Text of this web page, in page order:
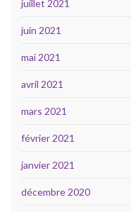
juillet 2021
juin 2021
mai 2021
avril 2021
mars 2021
février 2021
janvier 2021
décembre 2020